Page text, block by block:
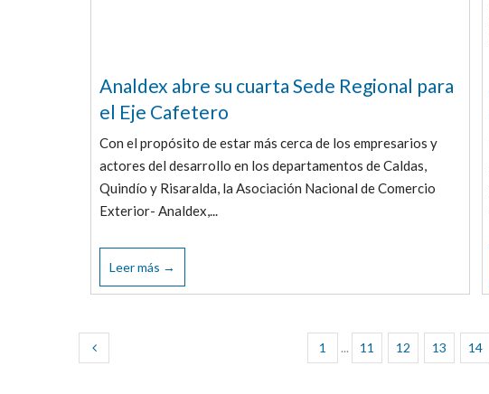
Analdex abre su cuarta Sede Regional para
el Eje Cafetero
Con el propósito de estar más cerca de los empresarios y
actores del desarrollo en los departamentos de Caldas,
Quindío y Risaralda, la Asociación Nacional de Comercio
Exterior- Analdex,...
Leer más →
1 ... 11 12 13 14